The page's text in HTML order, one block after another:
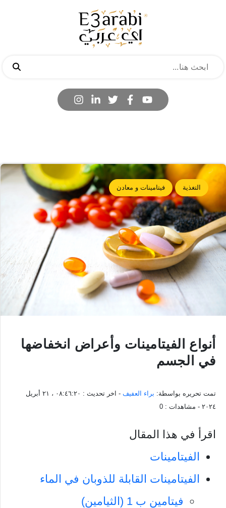
التغذية فيتامينات و معادن
أنواع الفيتامينات وأعراض انخفاضها
في الجسم
تمت تحريره بواسطة: براء العفيف - اخر تحديث :
٠٨:٤٦:٢٠ ، ٢١ أبريل
٢٠٢٤ - مشاهدات : 0
اقرأ في هذا المقال
الفيتامينات
الفيتامينات القابلة للذوبان في الماء
فيتامين ب 1 (الثيامين)